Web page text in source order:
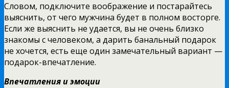
Словом, подключите воображение и постарайтесь
выяснить, от чего мужчина будет в полном восторге.
Если же выяснить не удается, вы не очень близко
знакомы с человеком, а дарить банальный подарок
не хочется, есть еще один замечательный вариант —
подарок-впечатление.
Впечатления и эмоции